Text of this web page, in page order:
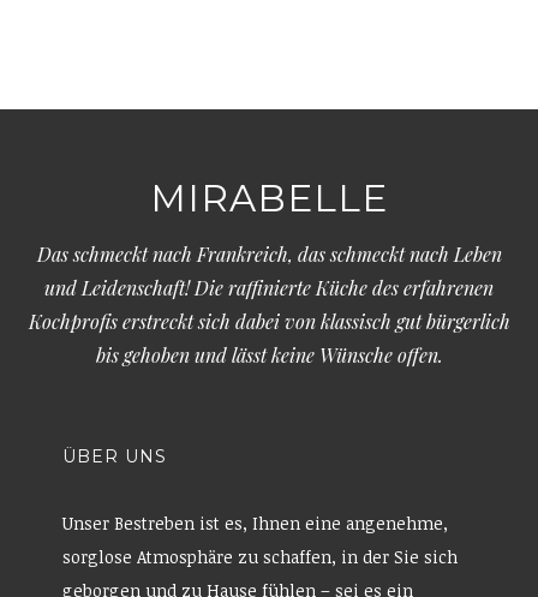
MIRABELLE
Das schmeckt nach Frankreich, das schmeckt nach Leben
und Leidenschaft! Die raffinierte Küche des erfahrenen
Kochprofis erstreckt sich dabei von klassisch gut bürgerlich
bis gehoben und lässt keine Wünsche offen.
ÜBER UNS
Unser Bestreben ist es, Ihnen eine angenehme,
sorglose Atmosphäre zu schaffen, in der Sie sich
geborgen und zu Hause fühlen – sei es ein